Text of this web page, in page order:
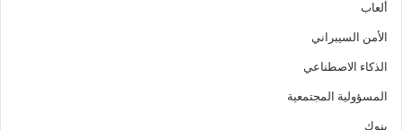
ألعاب
الأمن السيبراني
الذكاء الاصطناعي
المسؤولية المجتمعية
بنوك